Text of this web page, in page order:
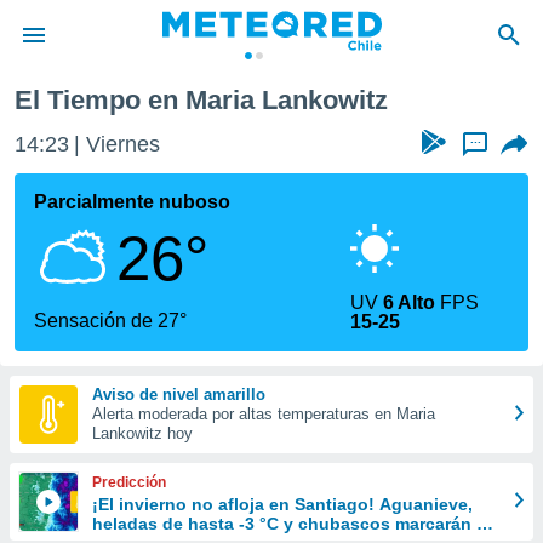
de
por
se
calidad.
a este
las
y
forma
digital
basada
El Tiempo en Maria Lankowitz
14:23 Viernes ...
Parcialmente nuboso
26°
Sensación de 27°
UV6 Alto FPS
15-25
Aviso de nivel amarillo
Alerta moderada por altas temperaturas en Maria
Lankowitz hoy
Predicción
¡El invierno no afloja en Santiago! Aguanieve,
heladas de hasta -3 °C y chubascos marcarán el